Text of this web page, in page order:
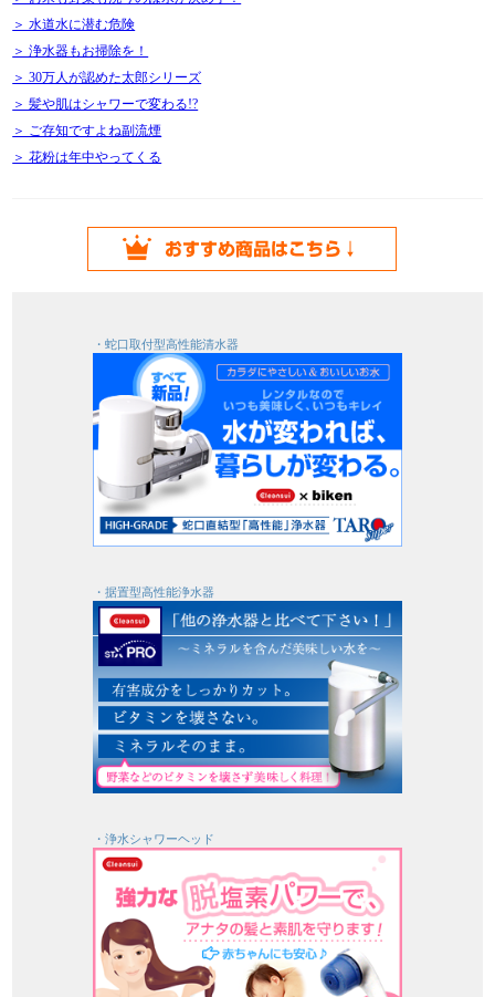
＞ 水道水に潜む危険
＞ 浄水器もお掃除を！
＞ 30万人が認めた太郎シリーズ
＞ 髪や肌はシャワーで変わる!?
＞ ご存知ですよね副流煙
＞ 花粉は年中やってくる
・蛇口取付型高性能清水器
・据置型高性能浄水器
・浄水シャワーヘッド